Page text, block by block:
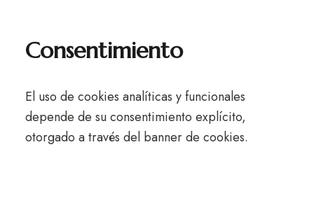
Consentimiento
El uso de cookies analíticas y funcionales
depende de su consentimiento explícito,
otorgado a través del banner de cookies.